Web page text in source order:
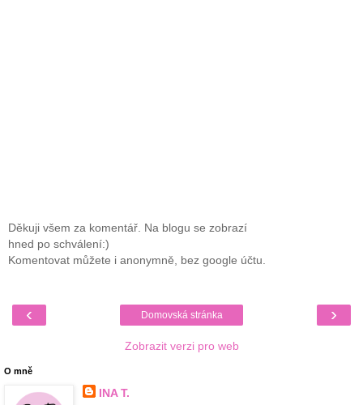
Děkuji všem za komentář. Na blogu se zobrazí
hned po schválení:)
Komentovat můžete i anonymně, bez google účtu.
‹ ›
Domovská stránka
Zobrazit verzi pro web
O mně
INA T.